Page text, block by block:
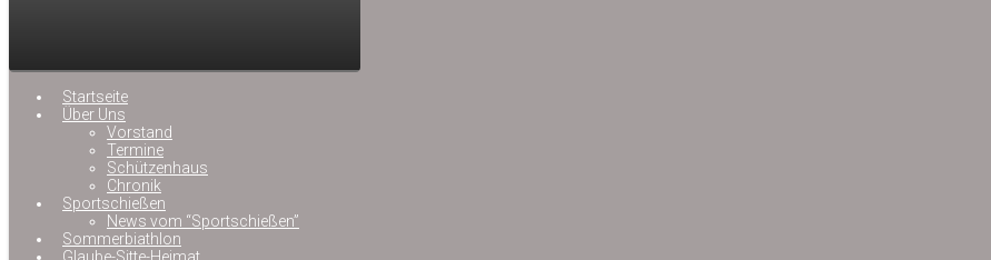
Startseite
Über Uns
Vorstand
Termine
Schützenhaus
Chronik
Sportschießen
News vom “Sportschießen”
Sommerbiathlon